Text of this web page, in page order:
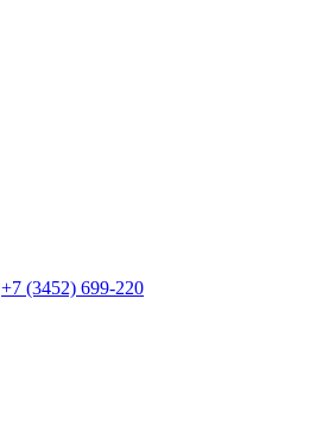
+7 (3452) 699-220